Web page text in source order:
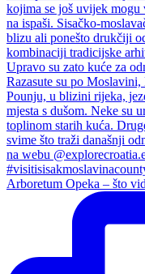
Arboretum Opeka – što